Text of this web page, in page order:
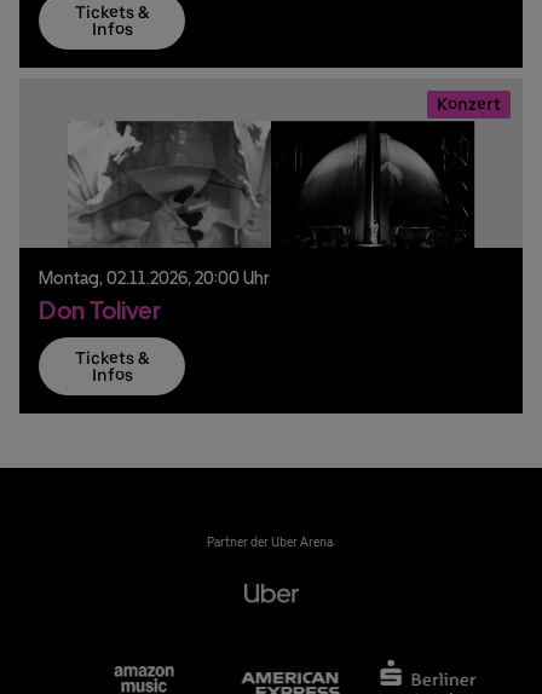
Tickets &
Infos
Konzert
Montag, 02.11.2026, 20:00 Uhr
Don Toliver
Tickets &
Infos
Partner der Uber Arena: